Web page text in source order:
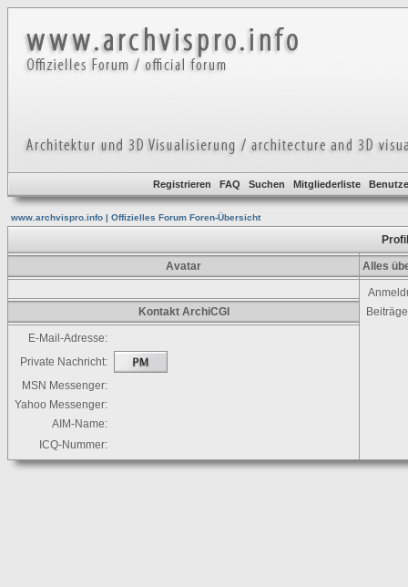
Registrieren FAQ Suchen Mitgliederliste
www.archvispro.info | Offizielles Forum Foren-Übersicht
Avatar Alles
Kontakt ArchiCGI
E-Mail-Adresse:
Private Nachricht:
MSN Messenger:
Yahoo Messenger:
AIM-Name:
ICQ-Nummer: